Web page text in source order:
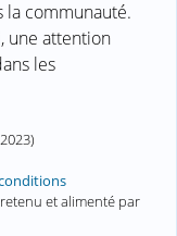
la communauté.
une attention
les
)
et alimenté par